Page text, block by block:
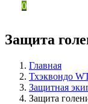
0
Защита
Главная
Тхэквондо
Защитная
Защита